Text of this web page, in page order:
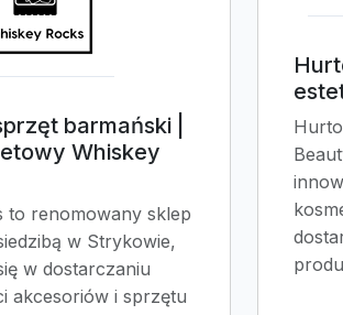
barmański |
Whiskey
to renomowany sklep
w Strykowie,
w dostarczaniu
akcesoriów i sprzętu